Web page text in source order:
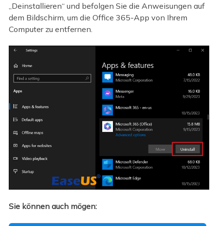
„Deinstallieren“ und befolgen Sie die Anweisungen auf
dem Bildschirm, um die Office 365-App von Ihrem
Computer zu entfernen.
Sie können auch mögen: